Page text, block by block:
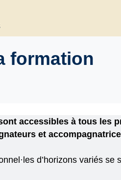
formation
accessibles à tous les
et
d’horizons variés se